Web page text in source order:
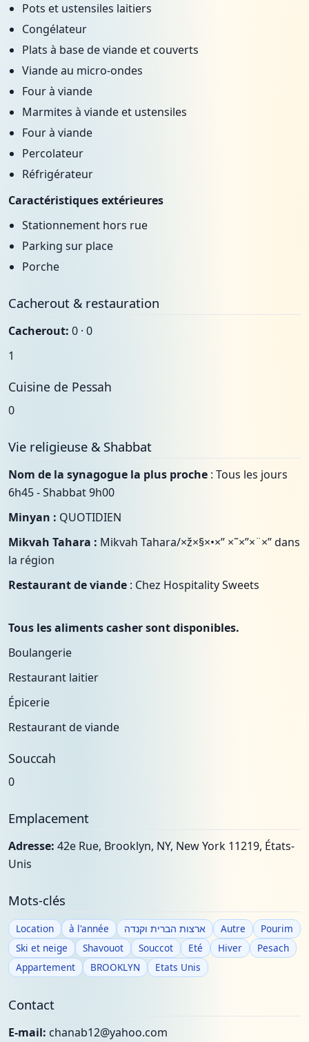
Pots et ustensiles laitiers
Congélateur
Plats à base de viande et couverts
Viande au micro-ondes
Four à viande
Marmites à viande et ustensiles
Four à viande
Percolateur
Réfrigérateur
Caractéristiques extérieures
Stationnement hors rue
Parking sur place
Porche
Cacherout & restauration
Cacherout: 0 · 0
1
Cuisine de Pessah
0
Vie religieuse & Shabbat
Nom de la synagogue la plus proche : Tous les jours
6h45 - Shabbat 9h00
Minyan : QUOTIDIEN
Mikvah Tahara : Mikvah Tahara/×ž×§×•×” ×˜×”×¨×” dans
la région
Restaurant de viande : Chez Hospitality Sweets
Tous les aliments casher sont disponibles.
Boulangerie
Restaurant laitier
Épicerie
Restaurant de viande
Souccah
0
Emplacement
Adresse: 42e Rue, Brooklyn, NY, New York 11219, États-
Unis
Mots-clés
Location à l'année ארצות הברית וקנדה Autre
Pourim
Ski et neige
Shavouot Souccot Eté Hiver
Pesach
Appartement
BROOKLYN Etats Unis
Contact
E-mail: chanab12@yahoo.com